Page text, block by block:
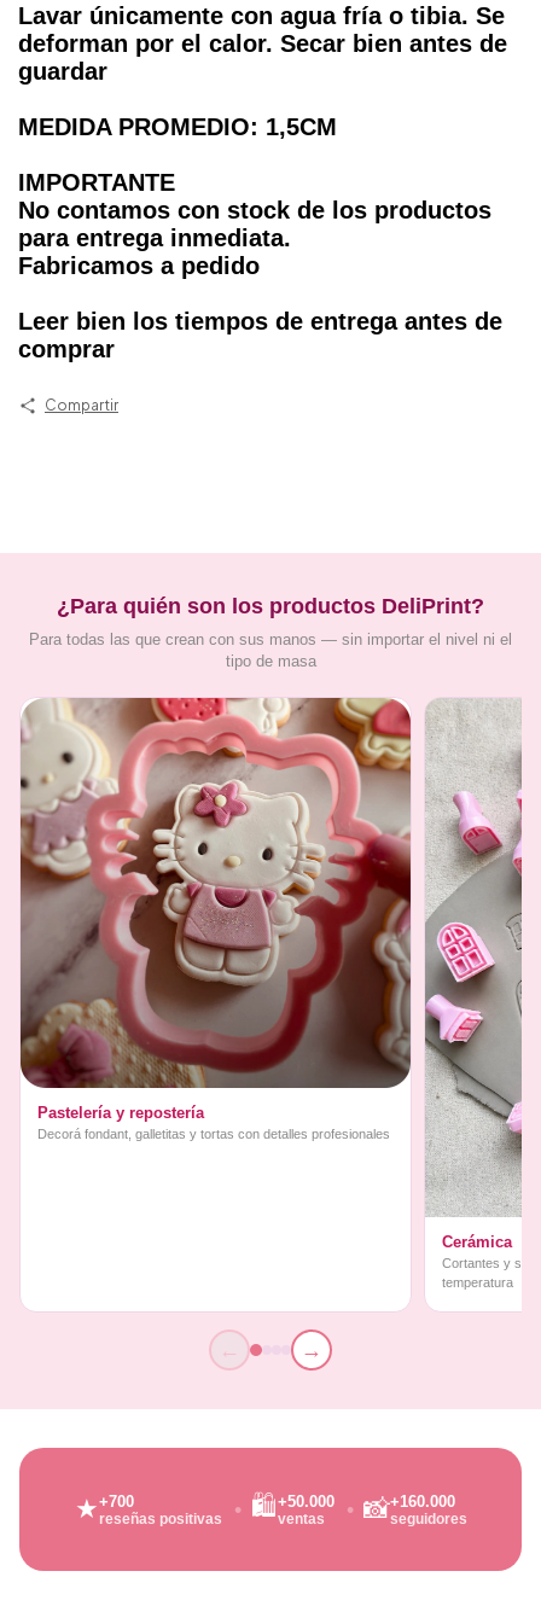
Lavar únicamente con agua fría o tibia. Se
deforman por el calor. Secar bien antes de
guardar
MEDIDA PROMEDIO: 1,5CM
IMPORTANTE
No contamos con stock de los productos
para entrega inmediata.
Fabricamos a pedido
Leer bien los tiempos de entrega antes de
comprar
Compartir
¿Para quién son los productos DeliPrint?
Para todas las que crean con sus manos — sin importar el nivel ni el
tipo de masa
Pastelería y repostería
Decorá fondant, galletitas y tortas con detalles profesionales
Cerámica
Cortantes y
temperatura
← →
★+700
reseñas positivas 🛍️+50.000
ventas 📸+160.000
seguidores